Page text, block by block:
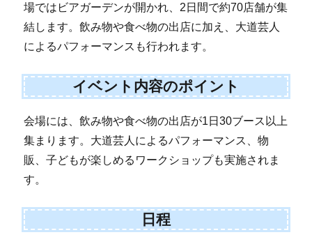
場ではビアガーデンが開かれ、2日間で約70店舗が集
結します。飲み物や食べ物の出店に加え、大道芸人
によるパフォーマンスも行われます。
イベント内容のポイント
会場には、飲み物や食べ物の出店が1日30ブース以上
集まります。大道芸人によるパフォーマンス、物
販、子どもが楽しめるワークショップも実施されま
す。
日程